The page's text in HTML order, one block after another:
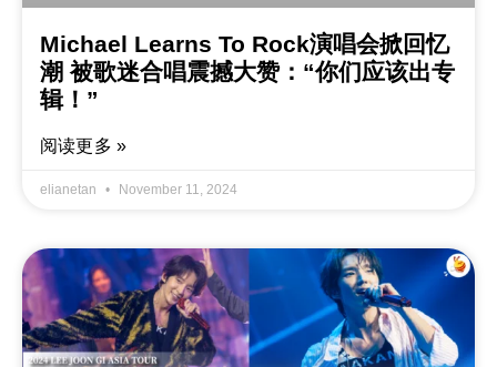
Michael Learns To Rock演唱会掀回忆
潮 被歌迷合唱震撼大赞：“你们应该出专
辑！”
阅读更多 »
elianetan November 11, 2024